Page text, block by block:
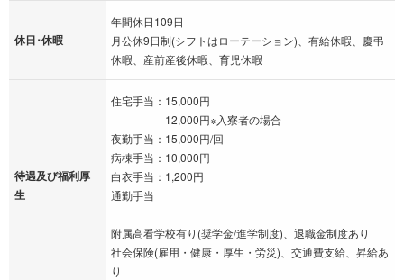
休日･休暇
年間休日109日
月公休9日制(シフトはローテーション)、有給休暇、慶弔
休暇、産前産後休暇、育児休暇
待遇及び福利厚
生
住宅手当：15,000円
12,000円※入寮者の場合
夜勤手当：15,000円/回
病棟手当：10,000円
白衣手当：1,200円
通勤手当
附属高看学校有り(奨学金/進学制度)、退職金制度あり
社会保険(雇用・健康・厚生・労災)、交通費支給、昇給あ
り